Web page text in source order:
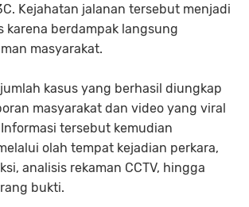
Kejahatan jalanan tersebut menjadi
karena berdampak langsung
masyarakat.
kasus yang berhasil diungkap
masyarakat dan video yang viral
tersebut kemudian
olah tempat kejadian perkara,
analisis rekaman CCTV, hingga
bukti.